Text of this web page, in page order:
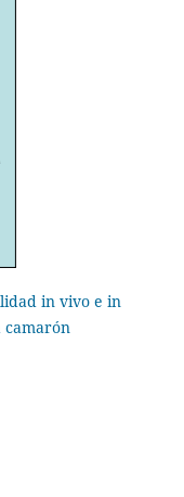
in vivo e in